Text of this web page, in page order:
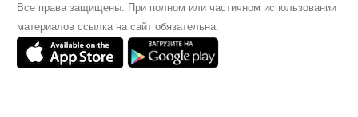
Все права защищены. При полном или частичном использовании
материалов ссылка на сайт обязательна.